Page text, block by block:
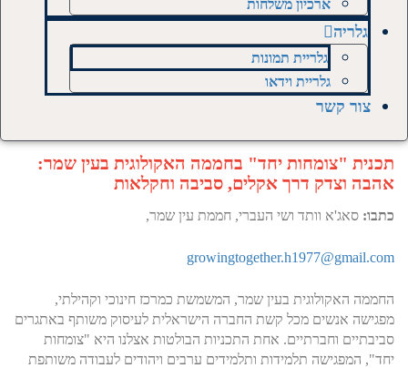
ארכיון משלחות
גלריה
גלריית תמונות
גלריית וידאו
צור קשר
תכנית "צומחות יחד" בחממה האקולוגית בעין שמר:
אהבה וצדק דרך אקלים, סביבה וחקלאות
כתבו: סאג'א וותד ושי העברי, חממת עין שמר,
growingtogether.h1977@gmail.com
החממה האקולוגית בעין שמר, המשמשת כמרכז חינוכי וקהילתי,
מפגישה אנשים מכל קשת החברה הישראלית לעיסוק משותף באתגרים
סביבתיים וחברתיים. אחת התכניות הבולטות אצלנו היא "צומחות
יחד", המפגישה תלמידות ותלמידים ערבים ויהודים לעבודה משותפת